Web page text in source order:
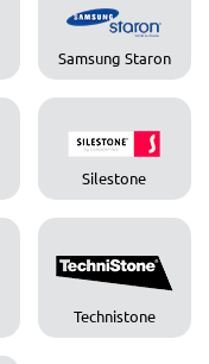
Samsung Staron
Silestone
Technistone